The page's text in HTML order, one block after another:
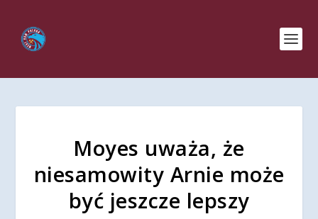
Moyes uważa, że
niesamowity Arnie może
być jeszcze lepszy